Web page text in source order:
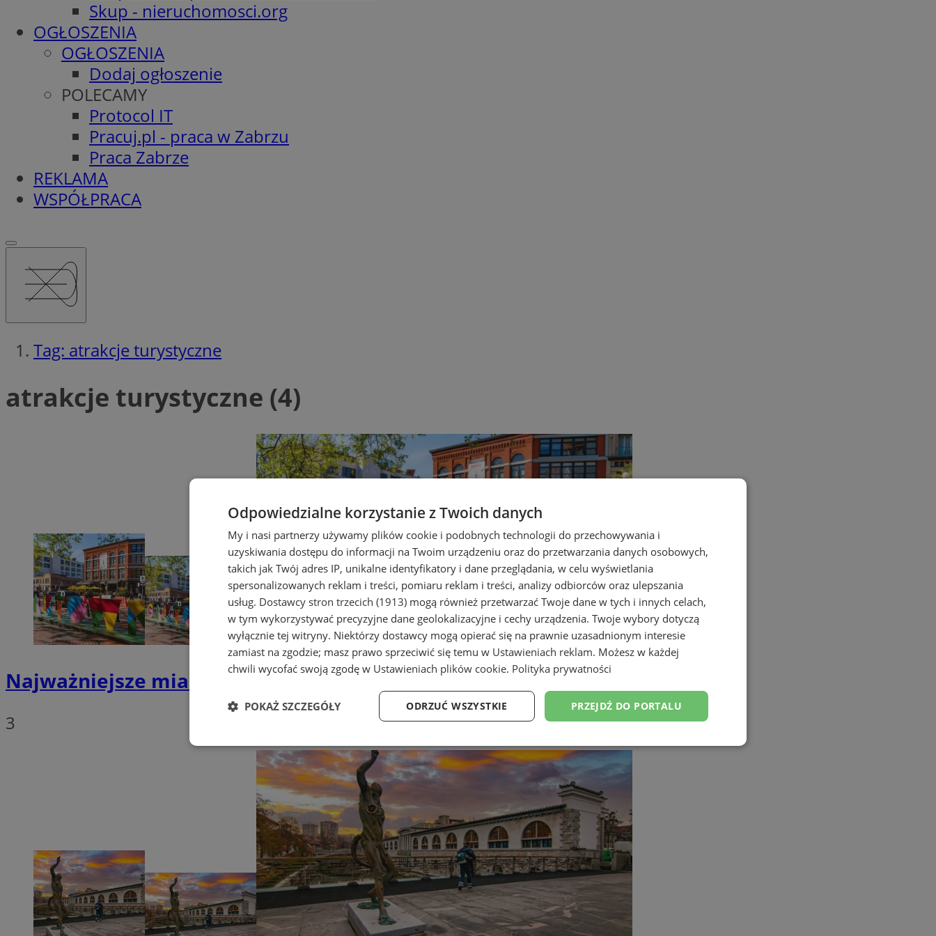
Skup - nieruchomosci.org
OGŁOSZENIA
OGŁOSZENIA
Dodaj ogłoszenie
POLECAMY
Protocol IT
Pracuj.pl - praca w Zabrzu
Praca Zabrze
REKLAMA
WSPÓŁPRACA
Tag: atrakcje turystyczne
atrakcje turystyczne (4)
Najważniejsze miasta Kanady, które musisz poznać podczas swojej podróży!
3
Odpowiedzialne korzystanie z Twoich danych
My i nasi partnerzy używamy plików cookie i podobnych technologii do przechowywania i
uzyskiwania dostępu do informacji na Twoim urządzeniu oraz do przetwarzania danych osobowych,
takich jak Twój adres IP, unikalne identyfikatory i dane przeglądania, w celu wyświetlania
spersonalizowanych reklam i treści, pomiaru reklam i treści, analizy odbiorców oraz ulepszania
usług. Dostawcy stron trzecich (1913) mogą również przetwarzać Twoje dane w tych i innych celach,
w tym wykorzystywać precyzyjne dane geolokalizacyjne i cechy urządzenia. Twoje wybory dotyczą
wyłącznie tej witryny. Niektórzy dostawcy mogą opierać się na prawnie uzasadnionym interesie
zamiast na zgodzie; masz prawo sprzeciwić się temu w Ustawieniach reklam. Możesz w każdej
chwili wycofać swoją zgodę w Ustawieniach plików cookie. Polityka prywatności
PRZEJDŹ DO PORTALU
ODRZUĆ WSZYSTKIE
POKAŻ SZCZEGÓŁY
Niezbędne Wydajność Targetowanie Funkcjonalność Niesklasyfikowane
Niezbędne Wydajność Targetowanie Funkcjonalność Niesklasyfikowane
Niezbędne pliki cookie umożliwiają korzystanie z podstawowych funkcji strony internetowej, takich jak logowanie użytkownika i
zarządzanie kontem. Bez niezbędnych plików cookie nie można prawidłowo korzystać ze strony internetowej.
Nazwa
Provider/
Domena
Okres
przechowywania
Opis